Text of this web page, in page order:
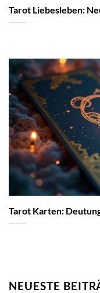
Tarot Liebesleben:
Tarot Karten:
NEUESTE